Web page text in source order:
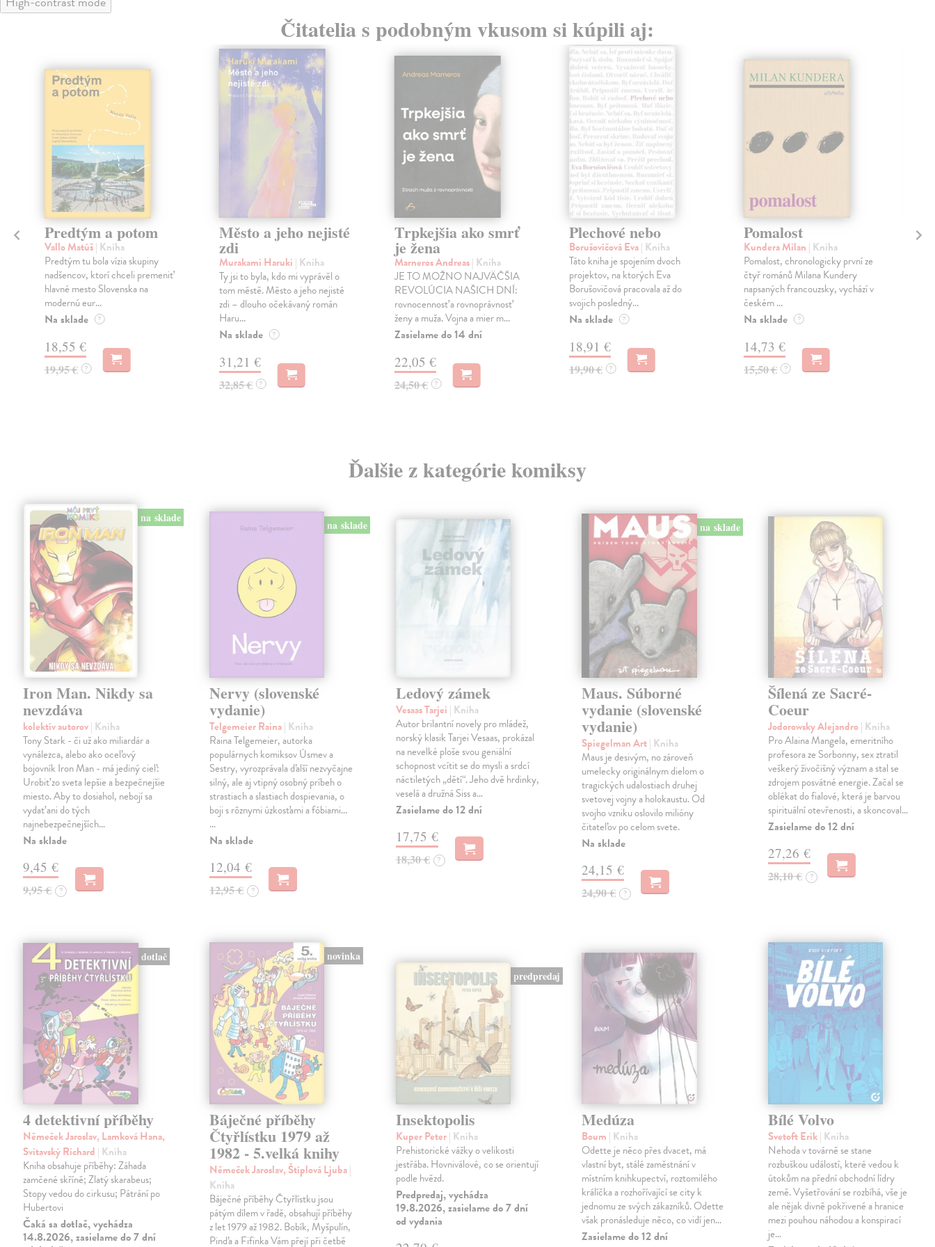
Čitatelia s podobným vkusom si kúpili aj:
Predtým a potom
Vallo Matúš| Kniha
Predtým tu bola vízia skupiny
nadšencov, ktorí chceli premeniť
hlavné mesto Slovenska na
modernú eur...
Na sklade ?
18,55 €
19,95 € ?
Město a jeho nejisté
zdi
Murakami Haruki | Kniha
Ty jsi to byla, kdo mi vyprávěl o
tom městě. Město a jeho nejisté
zdi – dlouho očekávaný román
Haru...
Na sklade ?
31,21 €
32,85 € ?
Trpkejšia ako smrť
je žena
Marneros Andreas| Kniha
JE TO MOŽNO NAJVÄČŠIA
REVOLÚCIA NAŠICH DNÍ:
rovnocennosť a rovnoprávnosť
ženy a muža. Vojna a mier m...
Zasielame do 14 dní
22,05 €
24,50 € ?
Plechové nebo
Borušovičová Eva| Kniha
Táto kniha je spojením dvoch
projektov, na ktorých Eva
Borušovičová pracovala až do
svojich posledný...
Na sklade ?
18,91 €
19,90 € ?
Pomalost
Kundera Milan | Kniha
Pomalost, chronologicky první ze
čtyř románů Milana Kundery
napsaných francouzsky, vychází v
českém ...
Na sklade ?
14,73 €
15,50 € ?
Ďalšie z kategórie komiksy
na sklade
Iron Man. Nikdy sa
nevzdáva
kolektív autorov| Kniha
Tony Stark - či už ako miliardár a
vynálezca, alebo ako oceľový
bojovník Iron Man - má jediný cieľ:
Urobiť zo sveta lepšie a bezpečnejšie
miesto. Aby to dosiahol, nebojí sa
vydať ani do tých
najnebezpečnejších…
Na sklade
9,45 €
9,95 € ?
na sklade
Nervy (slovenské
vydanie)
Telgemeier Raina| Kniha
Raina Telgemeier, autorka
populárnych komiksov Úsmev a
Sestry, vyrozprávala ďalší nezvyčajne
silný, ale aj vtipný osobný príbeh o
strastiach a slastiach dospievania, o
boji s rôznymi úzkosťami a fóbiami...
…
Na sklade
12,04 €
12,95 € ?
Ledový zámek
Vesaas Tarjei | Kniha
Autor brilantní novely pro mládež,
norský klasik Tarjei Vesaas, prokázal
na nevelké ploše svou geniální
schopnost vcítit se do mysli a srdcí
náctiletých „dětí“. Jeho dvě hrdinky,
veselá a družná Siss a…
Zasielame do 12 dní
17,75 €
18,30 € ?
na sklade
Maus. Súborné
vydanie (slovenské
vydanie)
Spiegelman Art| Kniha
Maus je desivým, no zároveň
umelecky originálnym dielom o
tragických udalostiach druhej
svetovej vojny a holokaustu. Od
svojho vzniku oslovilo milióny
čitateľov po celom svete.
Na sklade
24,15 €
24,90 € ?
Šílená ze Sacré-
Coeur
Jodorowsky Alejandro| Kniha
Pro Alaina Mangela, emeritního
profesora ze Sorbonny, sex ztratil
veškerý živočišný význam a stal se
zdrojem posvátné energie. Začal se
oblékat do fialové, která je barvou
spirituální otevřenosti, a skoncoval…
Zasielame do 12 dní
27,26 €
28,10 € ?
dotlač
4 detektivní příběhy
Němeček Jaroslav, Lamková Hana,
Svitavský Richard | Kniha
Kniha obsahuje příběhy: Záhada
zamčené skříně; Zlatý skarabeus;
Stopy vedou do cirkusu; Pátrání po
Hubertovi
Čaká sa dotlač, vychádza
14.8.2026, zasielame do 7 dní
novinka
Báječné příběhy
Čtyřlístku 1979 až
1982 - 5.velká knihy
Němeček Jaroslav, Štíplová Ljuba|
Kniha
Báječné příběhy Čtyřlístku jsou
pátým dílem v řadě, obsahují příběhy
z let 1979 až 1982. Bobík, Myšpulín,
Pinďa a Fifinka Vám přejí při četbě
predpredaj
Insektopolis
Kuper Peter| Kniha
Prehistorické vážky o velikosti
jestřába. Hovniválové, co se orientují
podle hvězd.
Predpredaj, vychádza
19.8.2026, zasielame do 7 dní
od vydania
Medúza
Boum | Kniha
Odette je něco přes dvacet, má
vlastní byt, stálé zaměstnání v
místním knihkupectví, roztomilého
králíčka a rozhořívající se city k
jednomu ze svých zákazníků. Odette
však pronásleduje něco, co vidí jen…
Zasielame do 12 dní
Bílé Volvo
Svetoft Erik| Kniha
Nehoda v továrně se stane
rozbuškou událostí, které vedou k
útokům na přední obchodní lídry
země. Vyšetřování se rozbíhá, vše je
ale nějak divně pokřivené a hranice
mezi pouhou náhodou a konspirací
je…